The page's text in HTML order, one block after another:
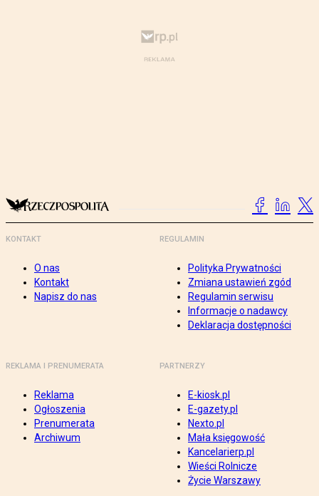
KONTAKT
O nas
Kontakt
Napisz do nas
REGULAMIN
Polityka Prywatności
Zmiana ustawień zgód
Regulamin serwisu
Informacje o nadawcy
Deklaracja dostępności
REKLAMA I PRENUMERATA
Reklama
Ogłoszenia
Prenumerata
Archiwum
PARTNERZY
E-kiosk.pl
E-gazety.pl
Nexto.pl
Mała księgowość
Kancelarierp.pl
Wieści Rolnicze
Życie Warszawy